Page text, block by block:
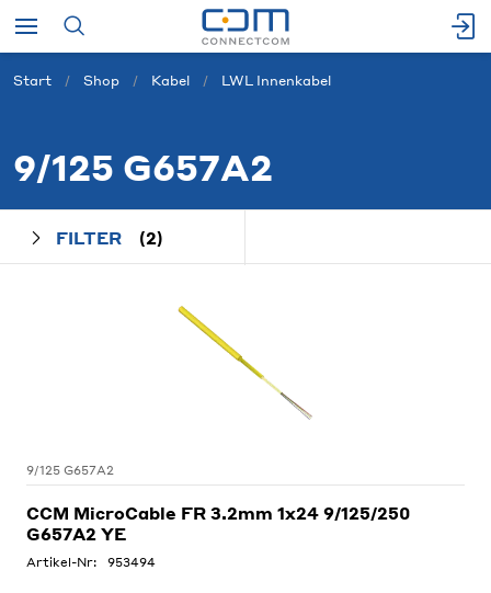
Start Shop Kabel LWL Innenkabel
9/125 G657A2
FILTER (2)
9/125 G657A2
CCM MicroCable FR 3.2mm 1x24 9/125/250
G657A2 YE
Artikel-Nr: 953494